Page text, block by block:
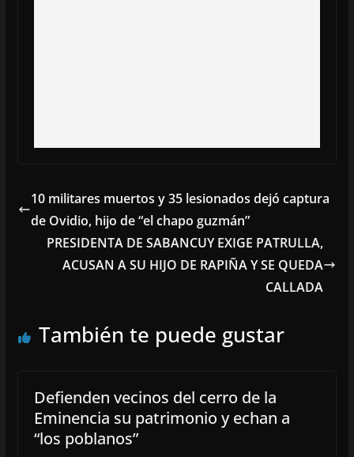
10 militares muertos y 35 lesionados dejó captura
de Ovidio, hijo de “el chapo guzmán”
PRESIDENTA DE SABANCUY EXIGE PATRULLA,
ACUSAN A SU HIJO DE RAPIÑA Y SE QUEDA
CALLADA
También te puede gustar
Defienden vecinos del cerro de la
Eminencia su patrimonio y echan a
“los poblanos”